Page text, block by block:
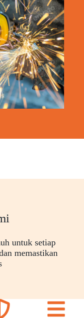
untuk setiap
memastikan